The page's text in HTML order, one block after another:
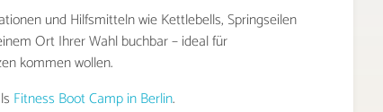
und Hilfsmitteln wie Kettlebells, Springseilen
Ort Ihrer Wahl buchbar – ideal für
kommen wollen.
Fitness Boot Camp in Berlin.